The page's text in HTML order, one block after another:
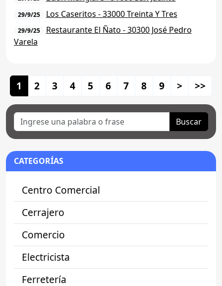
29/9/25 Los Caseritos - 33000 Treinta Y Tres
29/9/25
Restaurante El Ñato - 30300 José Pedro
Varela
1 2 3 4 5 6 7 8 9 > >>
Buscar
CATEGORÍAS
Centro Comercial
Cerrajero
Comercio
Electricista
Ferretería